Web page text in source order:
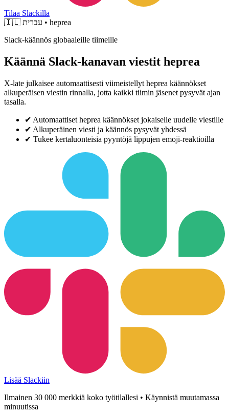
Tilaa Slackilla
🇮🇱
עברית • heprea
Slack-käännös globaaleille tiimeille
Käännä Slack-kanavan viestit heprea
X-late julkaisee automaattisesti viimeistellyt heprea käännökset
alkuperäisen viestin rinnalla, jotta kaikki tiimin jäsenet pysyvät ajan
tasalla.
✔ Automaattiset heprea käännökset jokaiselle uudelle viestille
✔ Alkuperäinen viesti ja käännös pysyvät yhdessä
✔ Tukee kertaluonteisia pyyntöjä lippujen emoji-reaktioilla
Lisää Slackiin
Ilmainen 30 000 merkkiä koko työtilallesi • Käynnistä muutamassa
minuutissa